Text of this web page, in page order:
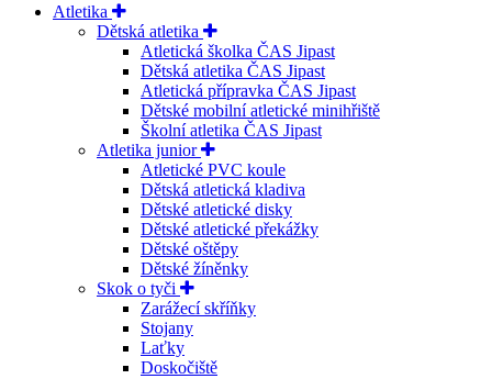
Atletika
Dětská atletika
Atletická školka ČAS Jipast
Dětská atletika ČAS Jipast
Atletická přípravka ČAS Jipast
Dětské mobilní atletické minihřiště
Školní atletika ČAS Jipast
Atletika junior
Atletické PVC koule
Dětská atletická kladiva
Dětské atletické disky
Dětské atletické překážky
Dětské oštěpy
Dětské žíněnky
Skok o tyči
Zarážecí skříňky
Stojany
Laťky
Doskočiště